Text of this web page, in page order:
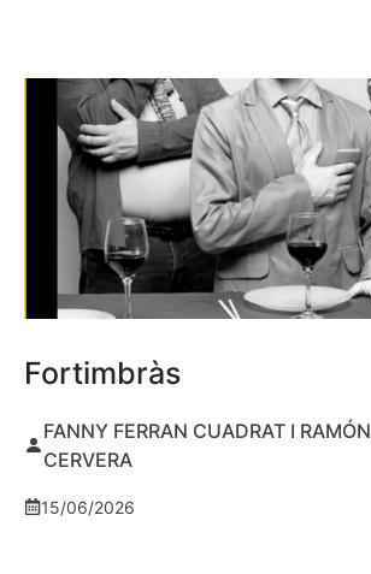
Fortimbràs
FANNY FERRAN CUADRAT I
CERVERA
15/06/2026